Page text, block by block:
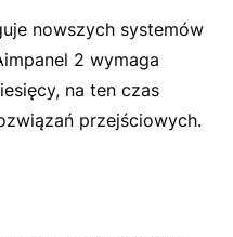
nowszych systemów
2 wymaga
na ten czas
przejściowych.